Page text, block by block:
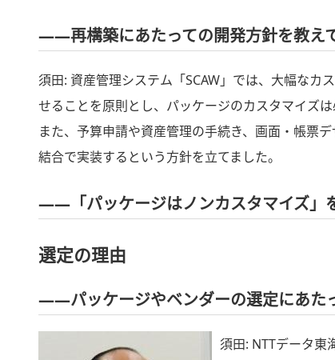
――再構築にあたっての開発方針を教え
須田: 資産管理システム「SCAW」では、大幅なカ
せることを原則とし、パッケージのカスタマイズ
また、予算申請や資産管理の手続き、画面・帳票
結合で実装するという方針を立てました。
――「パッケージはノンカスタマイズ」
選定の理由
――パッケージやベンダーの選定にあた
須田: NTTデータ東